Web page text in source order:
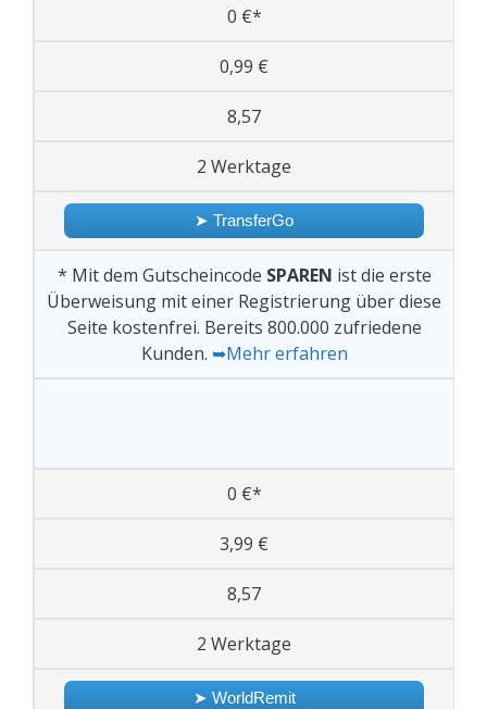
0 €*
0,99 €
8,57
2 Werktage
➤ TransferGo
* Mit dem Gutscheincode SPAREN ist die erste
Überweisung mit einer Registrierung über diese
Seite kostenfrei. Bereits 800.000 zufriedene
Kunden. ➥Mehr erfahren
0 €*
3,99 €
8,57
2 Werktage
➤ WorldRemit